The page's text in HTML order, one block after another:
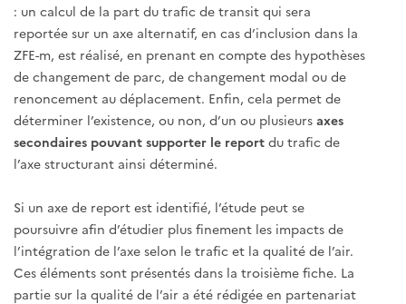
: un calcul de la part du trafic de transit qui sera
reportée sur un axe alternatif, en cas d’inclusion dans la
ZFE-m, est réalisé, en prenant en compte des hypothèses
de changement de parc, de changement modal ou de
renoncement au déplacement. Enfin, cela permet de
déterminer l’existence, ou non, d’un ou plusieurs axes
secondaires pouvant supporter le report du trafic de
l’axe structurant ainsi déterminé.
Si un axe de report est identifié, l’étude peut se
poursuivre afin d’étudier plus finement les impacts de
l’intégration de l’axe selon le trafic et la qualité de l’air.
Ces éléments sont présentés dans la troisième fiche. La
partie sur la qualité de l’air a été rédigée en partenariat